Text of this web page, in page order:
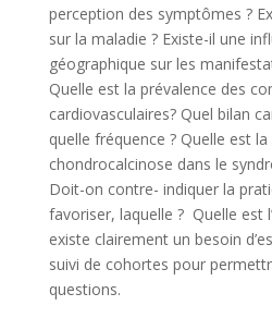
perception des symptômes ?
sur la maladie ? Existe-il une
géographique sur les
Quelle est la prévalence des
cardiovasculaires? Quel bilan
quelle fréquence ? Quelle est
chondrocalcinose dans le
Doit-on contre- indiquer la
favoriser, laquelle ? Quelle est
existe clairement un besoin
suivi de cohortes pour
questions.